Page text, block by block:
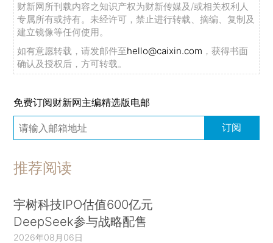
财新网所刊载内容之知识产权为财新传媒及/或相关权利人
专属所有或持有。未经许可，禁止进行转载、摘编、复制及
建立镜像等任何使用。
如有意愿转载，请发邮件至hello@caixin.com ，获得书面
确认及授权后，方可转载。
免费订阅财新网主编精选版电邮
订阅
推荐阅读
宇树科技IPO估值600亿元
DeepSeek参与战略配售
2026年08月06日